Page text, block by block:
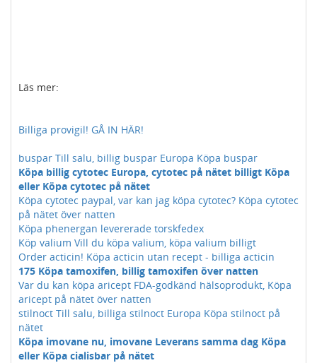
Läs mer:
Billiga provigil! GÅ IN HÄR!
buspar Till salu, billig buspar Europa Köpa buspar
Köpa billig cytotec Europa, cytotec på nätet billigt Köpa
eller Köpa cytotec på nätet
Köpa cytotec paypal, var kan jag köpa cytotec? Köpa cytotec
på nätet över natten
Köpa phenergan levererade torskfedex
Köp valium Vill du köpa valium, köpa valium billigt
Order acticin! Köpa acticin utan recept - billiga acticin
175 Köpa tamoxifen, billig tamoxifen över natten
Var du kan köpa aricept FDA-godkänd hälsoprodukt, Köpa
aricept på nätet över natten
stilnoct Till salu, billiga stilnoct Europa Köpa stilnoct på
nätet
Köpa imovane nu, imovane Leverans samma dag Köpa
eller Köpa cialisbar på nätet